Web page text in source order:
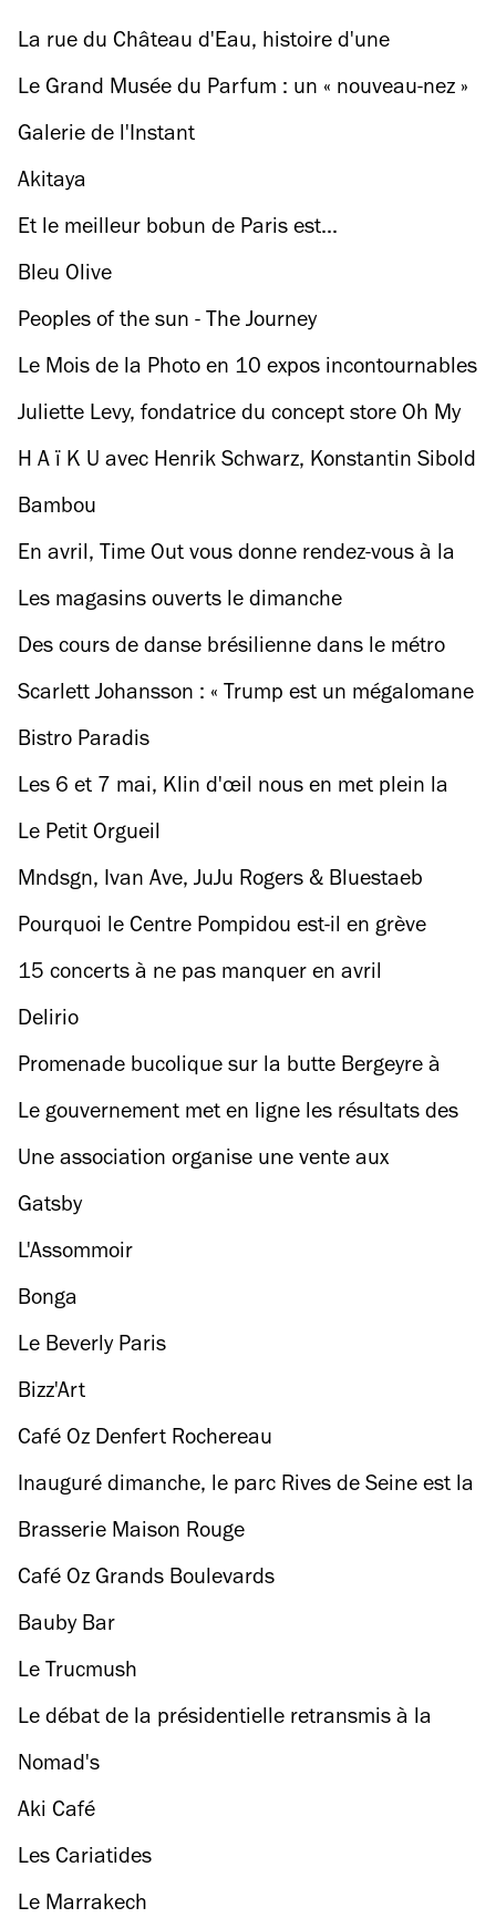
La rue du Château d'Eau, histoire d'une
gentrification accélérée
Le Grand Musée du Parfum : un « nouveau-nez »
que l'on vous fait visiter en exclusivité
Galerie de l'Instant
Akitaya
Et le meilleur bobun de Paris est...
Bleu Olive
Peoples of the sun - The Journey
Le Mois de la Photo en 10 expos incontournables
Juliette Levy, fondatrice du concept store Oh My
Cream
H A ï K U avec Henrik Schwarz, Konstantin Sibold
Bambou
En avril, Time Out vous donne rendez-vous à la
Gaîté Lyrique pour son cycle de documentaires
Secousses… Et c’est gratuit !
Les magasins ouverts le dimanche
Des cours de danse brésilienne dans le métro
BNF dès 17h30
Scarlett Johansson : « Trump est un mégalomane
»
Bistro Paradis
Les 6 et 7 mai, Klin d'œil nous en met plein la
vue
Le Petit Orgueil
Mndsgn, Ivan Ave, JuJu Rogers & Bluestaeb
Pourquoi le Centre Pompidou est-il en grève
depuis dix jours ?
15 concerts à ne pas manquer en avril
Delirio
Promenade bucolique sur la butte Bergeyre à
Paris 19e
Le gouvernement met en ligne les résultats des
contrôles sanitaires des restaurants
Une association organise une vente aux
enchères pour aider les victimes du 13
novembre
Gatsby
L'Assommoir
Bonga
Le Beverly Paris
Bizz'Art
Café Oz Denfert Rochereau
Inauguré dimanche, le parc Rives de Seine est la
nouvelle promenade des Parisiens
Brasserie Maison Rouge
Café Oz Grands Boulevards
Bauby Bar
Le Trucmush
Le débat de la présidentielle retransmis à la
Bellevilloise ce soir
Nomad's
Aki Café
Les Cariatides
Le Marrakech